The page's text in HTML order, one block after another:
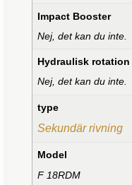
Impact Booster
Nej, det kan du inte.
Hydraulisk rotation
Nej, det kan du inte.
type
Sekundär rivning
Model
F 18RDM